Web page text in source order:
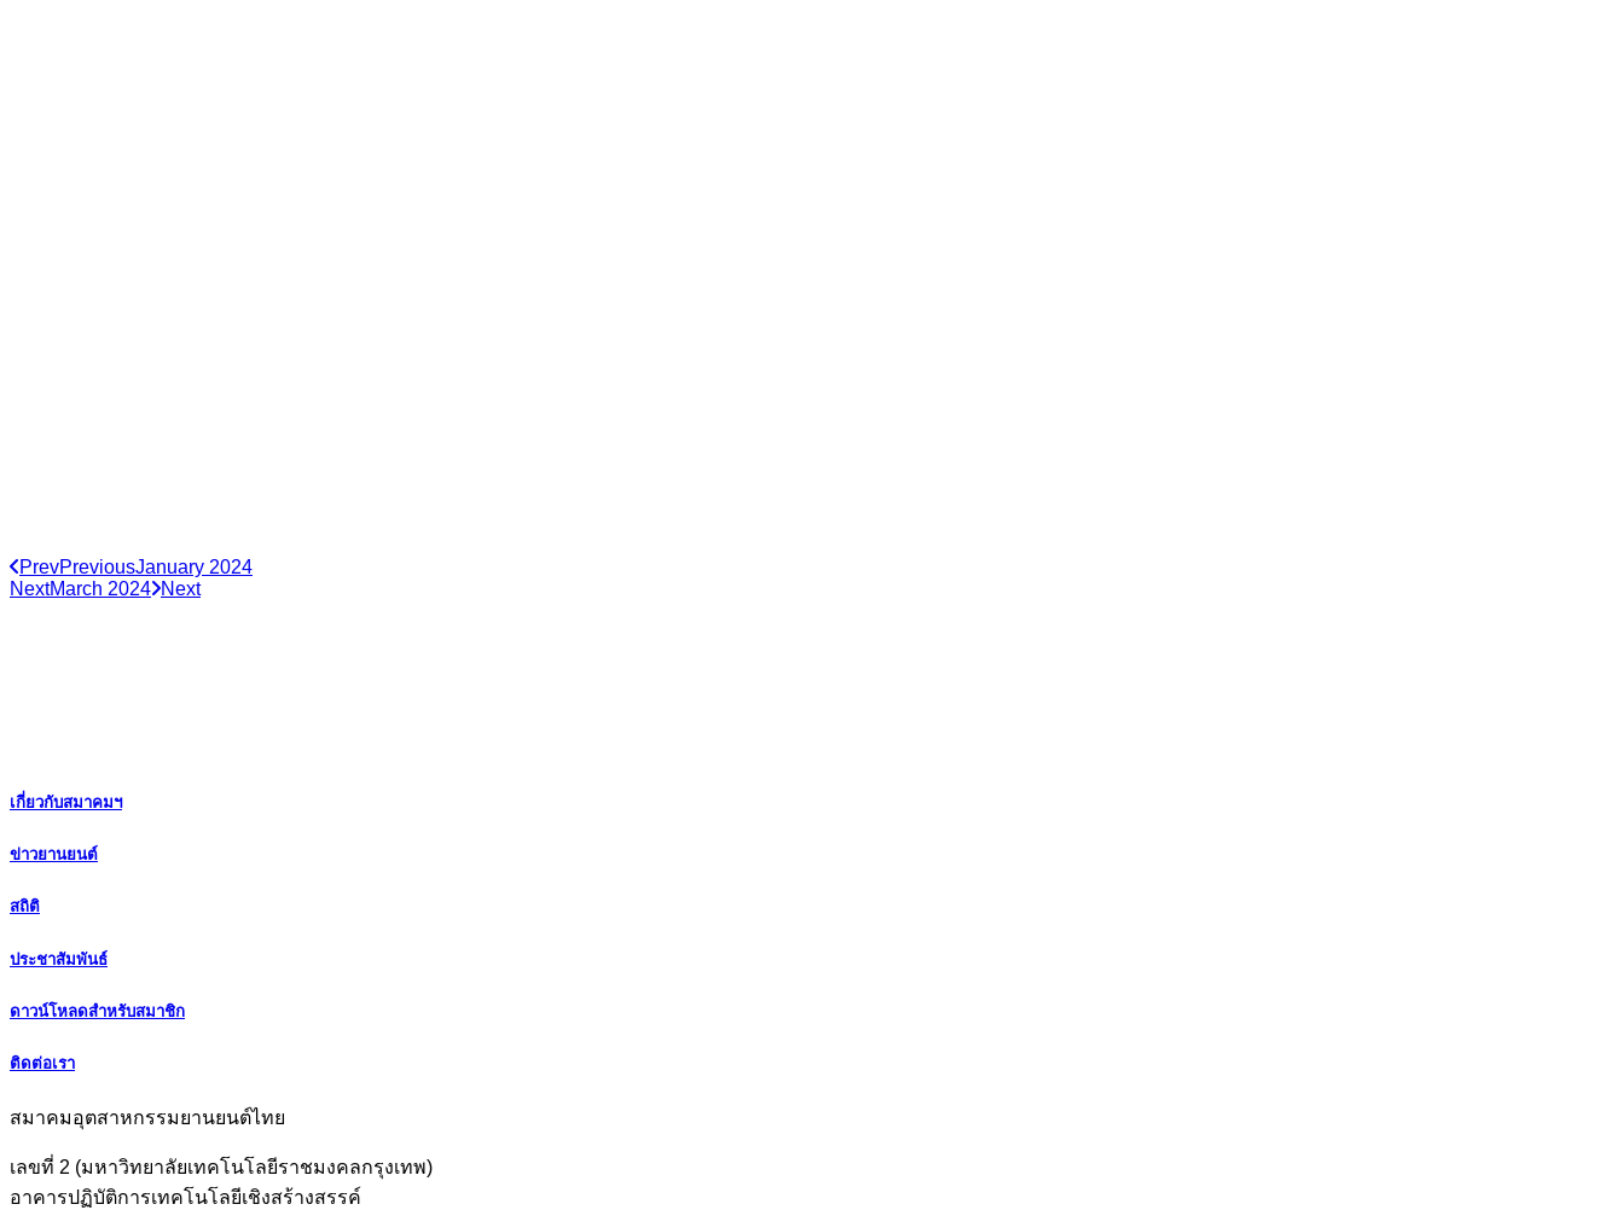
PrevPreviousJanuary 2024
NextMarch 2024 Next
เกี่ยวกับสมาคมฯ
ข่าวยานยนต์
สถิติ
ประชาสัมพันธ์
ดาวน์โหลดสำหรับสมาชิก
ติดต่อเรา
สมาคมอุตสาหกรรมยานยนต์ไทย
เลขที่ 2 (มหาวิทยาลัยเทคโนโลยีราชมงคลกรุงเทพ)
อาคารปฏิบัติการเทคโนโลยีเชิงสร้างสรรค์